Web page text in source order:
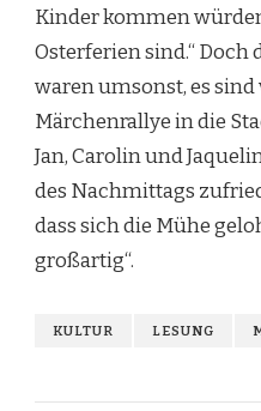
Kinder kommen
Osterferien sind.“
waren umsonst, es
Märchenrallye in die
Jan, Carolin und
des Nachmittags
dass sich die Mühe
großartig“.
KULTUR LESUNG